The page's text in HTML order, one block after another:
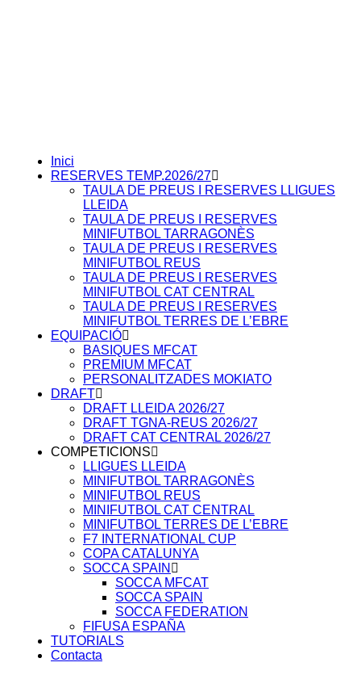
Inici
RESERVES TEMP.2026/27
TAULA DE PREUS I RESERVES LLIGUES
LLEIDA
TAULA DE PREUS I RESERVES
MINIFUTBOL TARRAGONÈS
TAULA DE PREUS I RESERVES
MINIFUTBOL REUS
TAULA DE PREUS I RESERVES
MINIFUTBOL CAT CENTRAL
TAULA DE PREUS I RESERVES
MINIFUTBOL TERRES DE L’EBRE
EQUIPACIÓ
BASIQUES MFCAT
PREMIUM MFCAT
PERSONALITZADES MOKIATO
DRAFT
DRAFT LLEIDA 2026/27
DRAFT TGNA-REUS 2026/27
DRAFT CAT CENTRAL 2026/27
COMPETICIONS
LLIGUES LLEIDA
MINIFUTBOL TARRAGONÈS
MINIFUTBOL REUS
MINIFUTBOL CAT CENTRAL
MINIFUTBOL TERRES DE L’EBRE
F7 INTERNATIONAL CUP
COPA CATALUNYA
SOCCA SPAIN
SOCCA MFCAT
SOCCA SPAIN
SOCCA FEDERATION
FIFUSA ESPAÑA
TUTORIALS
Contacta